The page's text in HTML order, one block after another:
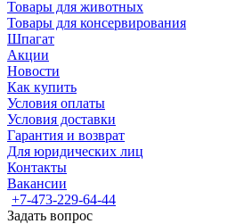
Товары для животных
Товары для консервирования
Шпагат
Акции
Новости
Как купить
Условия оплаты
Условия доставки
Гарантия и возврат
Для юридических лиц
Контакты
Вакансии
+7-473-229-64-44
Задать вопрос